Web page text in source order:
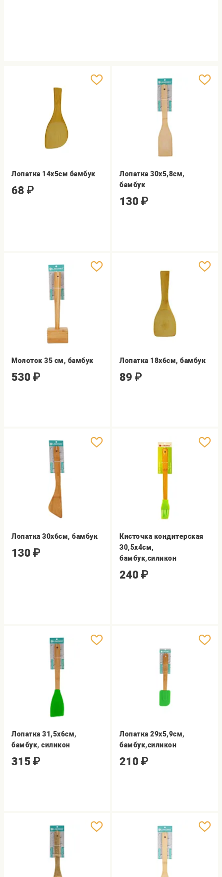
Лопатка 14х5см бамбук
68 ₽
Лопатка 30х5,8см,
бамбук
130 ₽
Молоток 35 см, бамбук
530 ₽
Лопатка 18х6см, бамбук
89 ₽
Лопатка 30х6см, бамбук
130 ₽
Кисточка кондитерская
30,5x4см,
бамбук,силикон
240 ₽
Лопатка 31,5x6см,
бамбук, силикон
315 ₽
Лопатка 29x5,9см,
бамбук,силикон
210 ₽